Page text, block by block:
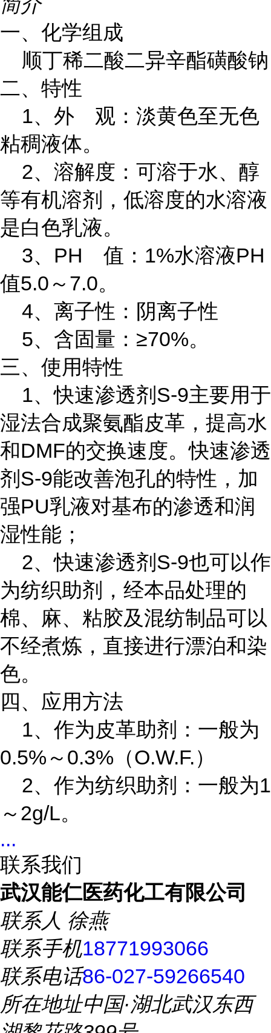
一、化学组成
顺丁稀二酸二异辛酯磺酸钠
二、特性
1、外 观：淡黄色至无色
粘稠液体。
2、溶解度：可溶于水、醇
等有机溶剂，低溶度的水溶液
是白色乳液。
3、PH 值：1%水溶液PH
值5.0～7.0。
4、离子性：阴离子性
5、含固量：≥70%。
三、使用特性
1、快速渗透剂S-9主要用于
湿法合成聚氨酯皮革，提高水
和DMF的交换速度。快速渗透
剂S-9能改善泡孔的特性，加
强PU乳液对基布的渗透和润
湿性能；
2、快速渗透剂S-9也可以作
为纺织助剂，经本品处理的
棉、麻、粘胶及混纺制品可以
不经煮炼，直接进行漂泊和染
色。
四、应用方法
1、作为皮革助剂：一般为
0.5%～0.3%（O.W.F.）
2、作为纺织助剂：一般为1
～2g/L。
...
联系我们
武汉能仁医药化工有限公司
联系人 徐燕
联系手机18771993066
联系电话86-027-59266540
所在地址中国·湖北武汉东西